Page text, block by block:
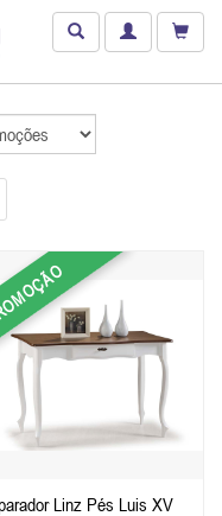
Linz Pés Luis XV